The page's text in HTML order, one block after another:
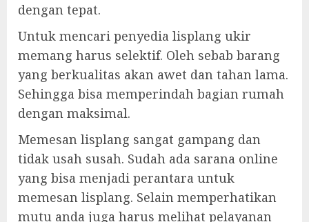
dengan tepat.
Untuk mencari penyedia lisplang ukir
memang harus selektif. Oleh sebab barang
yang berkualitas akan awet dan tahan lama.
Sehingga bisa memperindah bagian rumah
dengan maksimal.
Memesan lisplang sangat gampang dan
tidak usah susah. Sudah ada sarana online
yang bisa menjadi perantara untuk
memesan lisplang. Selain memperhatikan
mutu anda juga harus melihat pelayanan